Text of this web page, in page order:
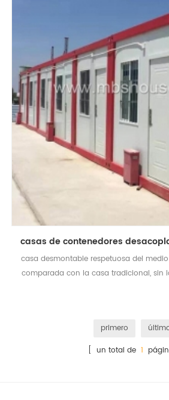
casa desmontable respetuosa del
comparada con la casa tradicional, sin
primero
[ un total de 1